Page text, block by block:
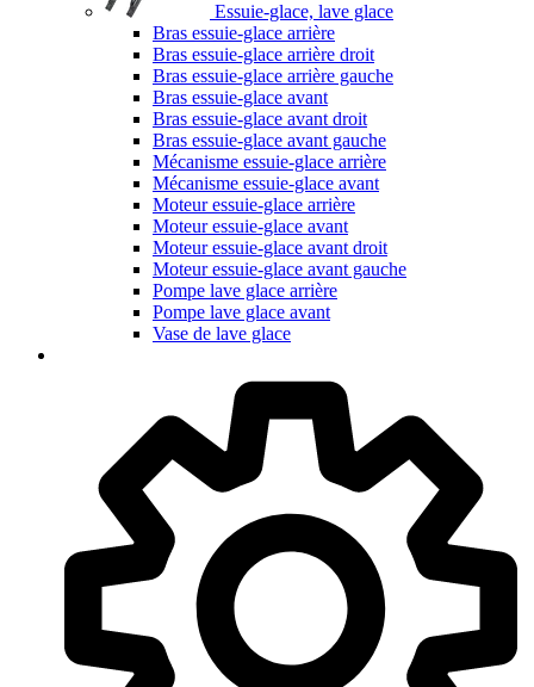
Essuie-glace, lave glace
Bras essuie-glace arrière
Bras essuie-glace arrière droit
Bras essuie-glace arrière gauche
Bras essuie-glace avant
Bras essuie-glace avant droit
Bras essuie-glace avant gauche
Mécanisme essuie-glace arrière
Mécanisme essuie-glace avant
Moteur essuie-glace arrière
Moteur essuie-glace avant
Moteur essuie-glace avant droit
Moteur essuie-glace avant gauche
Pompe lave glace arrière
Pompe lave glace avant
Vase de lave glace